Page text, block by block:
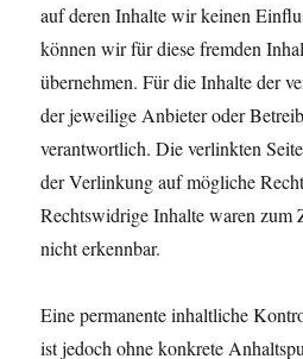
auf deren Inhalte wir keinen
können wir für diese fremden
übernehmen. Für die Inhalte der
der jeweilige Anbieter oder
verantwortlich. Die verlinkten
der Verlinkung auf mögliche
Rechtswidrige Inhalte waren
nicht erkennbar.
Eine permanente inhaltliche
ist jedoch ohne konkrete